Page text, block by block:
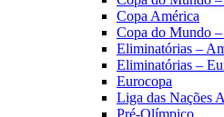
Copa América
Copa do Mundo
Eliminatórias –
Eliminatórias –
Eurocopa
Liga das Nações A
Pré-Olímpico